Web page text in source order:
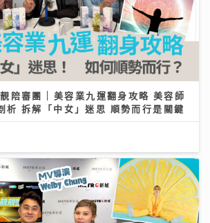
靚陪審團 | 美容業九運翻身攻略 美容師
析 拆解「中女」迷思 順勢而行是關鍵